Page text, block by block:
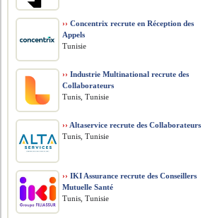
›› Concentrix recrute en Réception des
Appels
Tunisie
›› Industrie Multinational recrute des
Collaborateurs
Tunis, Tunisie
›› Altaservice recrute des Collaborateurs
Tunis, Tunisie
›› IKI Assurance recrute des Conseillers
Mutuelle Santé
Tunis, Tunisie